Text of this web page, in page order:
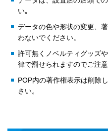
い｡
データの色や形状の変更、
わないでください。
許可無くノベルティグッズ
律で罰せられますのでご注
POP内の著作権表示は削除
さい。